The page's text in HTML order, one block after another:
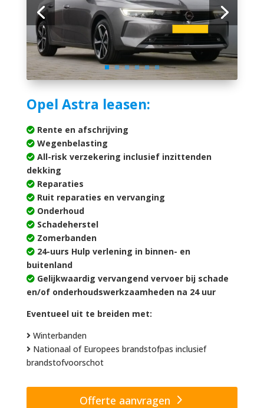
Opel Astra leasen:
Rente en afschrijving
Wegenbelasting
All-risk verzekering inclusief inzittenden
dekking
Reparaties
Ruit reparaties en vervanging
Onderhoud
Schadeherstel
Zomerbanden
24-uurs Hulp verlening in binnen- en
buitenland
Gelijkwaardig vervangend vervoer bij schade
en/of onderhoudswerkzaamheden na 24 uur
Eventueel uit te breiden met:
Winterbanden
Nationaal of Europees brandstofpas inclusief
brandstofvoorschot
Offerte aanvragen